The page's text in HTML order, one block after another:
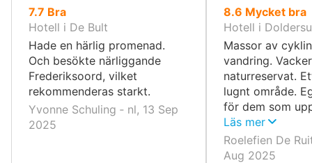
7.7 av
10,
Bra
Hotell i De Bult
Hade en härlig promenad.
Och besökte närliggande
Frederiksoord, vilket
rekommenderas starkt.
Yvonne Schuling ‐ nl, 13 Sep
2025
8.6 av
10,
Mycket bra
Hotell i
Massor av
vandring.
naturreservat.
lugnt område.
för dem som
och ro.
särskilt
barn.
Läs mer
Roelefien De
Aug 2025